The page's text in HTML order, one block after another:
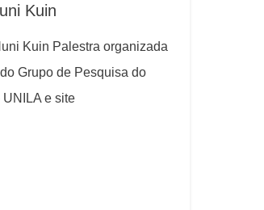
Kuin
Kuin Palestra organizada
Grupo de Pesquisa do
e site